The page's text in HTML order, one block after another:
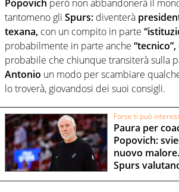
Popovich però non abbandonerà il
tantomeno gli Spurs: diventerà
texana, con un compito in parte
probabilmente in parte anche “tecnico”,
probabile che chiunque transiterà sulla
Antonio un modo per scambiare
lo troverà, giovandosi dei suoi consigli.
Forse ti può
Paura per
Popovich:
nuovo
Spurs